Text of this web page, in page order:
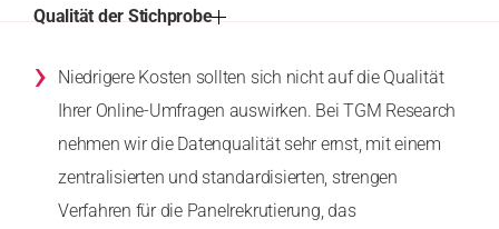
Qualität der Stichprobe
›
Niedrigere Kosten sollten sich nicht auf die Qualität
Ihrer Online-Umfragen auswirken. Bei TGM Research
nehmen wir die Datenqualität sehr ernst, mit einem
zentralisierten und standardisierten, strengen
Verfahren für die Panelrekrutierung, das